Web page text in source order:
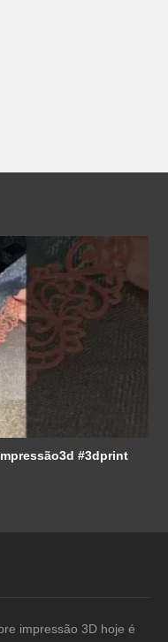
#3dprint
impressão 3D hoje é